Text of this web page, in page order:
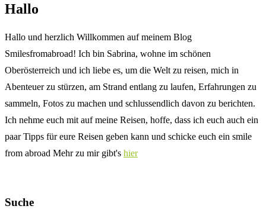
Hallo
Hallo und herzlich Willkommen auf meinem Blog
Smilesfromabroad! Ich bin Sabrina, wohne im schönen
Oberösterreich und ich liebe es, um die Welt zu reisen, mich in
Abenteuer zu stürzen, am Strand entlang zu laufen, Erfahrungen zu
sammeln, Fotos zu machen und schlussendlich davon zu berichten.
Ich nehme euch mit auf meine Reisen, hoffe, dass ich euch auch ein
paar Tipps für eure Reisen geben kann und schicke euch ein smile
from abroad Mehr zu mir gibt's hier
Suche